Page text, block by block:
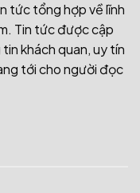
tức tổng hợp về lĩnh
Tin tức được cập
khách quan, uy tín
tới cho người đọc